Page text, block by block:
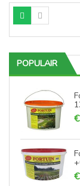
POPULAIR